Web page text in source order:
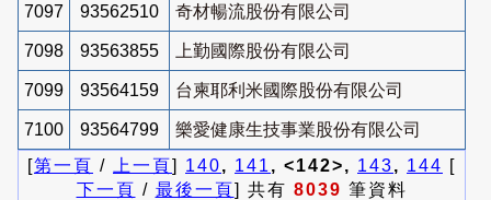
7097 93562510 奇材暢流股份有限公司
7098 93563855 上勤國際股份有限公司
7099 93564159 台柬耶利米國際股份有限公司
7100 93564799
樂愛健康生技事業股份有限公司
[第一頁 / 上一頁] 140, 141 , <142>, 143, 144 [
下一頁 / 最後一頁] 共有 8039 筆資料